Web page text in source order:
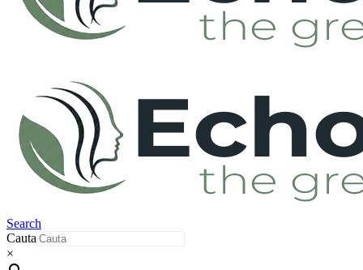
Search
Cauta
×